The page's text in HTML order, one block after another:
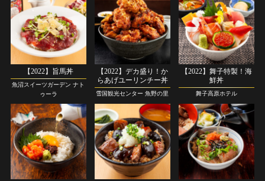
【2022】旨馬丼
魚沼スイーツガーデン ナト
ゥーラ
【2022】デカ盛り！か
らあげユーリンチー丼
雪国観光センター 魚野の里
【2022】舞子特製！海
鮮丼
舞子高原ホテル